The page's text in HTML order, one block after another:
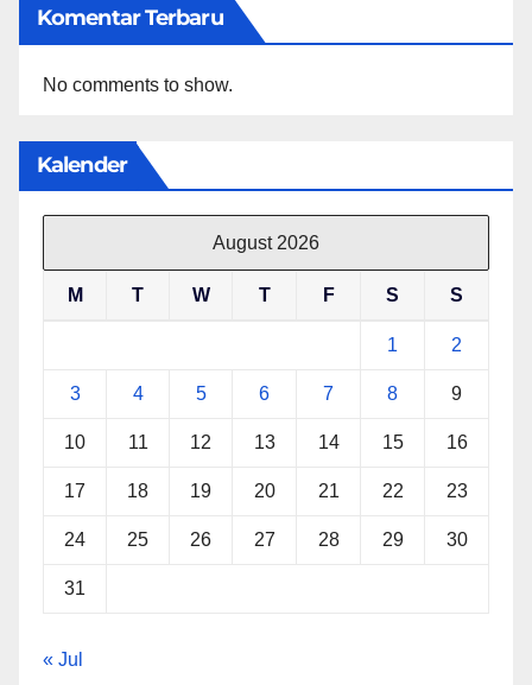
Komentar Terbaru
No comments to show.
Kalender
August 2026
M T W T F S S
1 2
3 4 5 6 7 8 9
10 11 12 13 14 15 16
17 18 19 20 21 22 23
24 25 26 27 28 29 30
31
« Jul